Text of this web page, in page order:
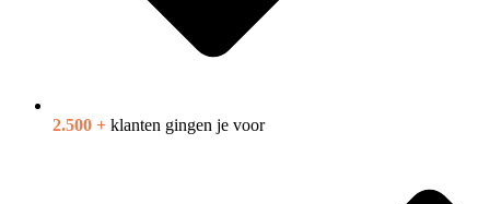
2.500 + klanten gingen je voor